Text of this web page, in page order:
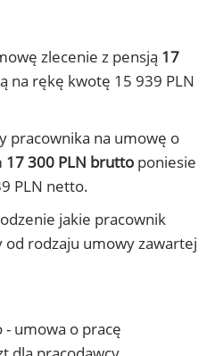
zlecenie z pensją 17
na rękę kwotę 15 939 PLN
pracownika na umowę o
17 300 PLN brutto poniesie
PLN netto.
jakie pracownik
rodzaju umowy zawartej
umowa o pracę